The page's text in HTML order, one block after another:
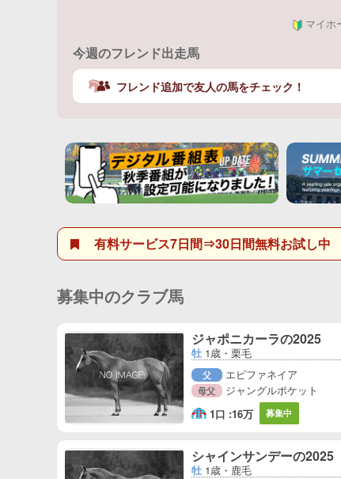
マイホ
今週のフレンド出走馬
フレンド追加で友人の馬をチェック！
有料サービス7日間⇒30日間無料お試し中
募集中のクラブ馬
ジャポニカーラの2025
牡 1歳・栗毛
父 エピファネイア
母父 ジャングルポケット
1口 :16万 募集中
シャインサンデーの2025
牡 1歳・鹿毛